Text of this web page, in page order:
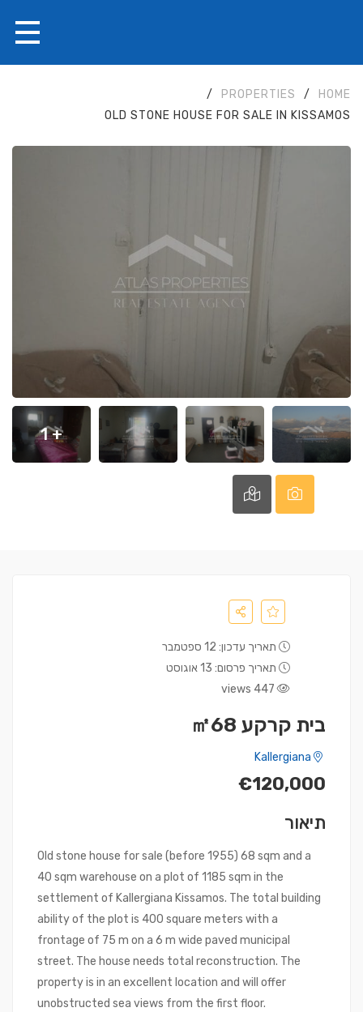
HOME
/
PROPERTIES
/
OLD STONE HOUSE FOR SALE IN KISSAMOS
+ 1
תאריך עדכון: 12 ספטמבר
תאריך פרסום: 13 אוגוסט
447 views
בית קרקע ㎡68
€120,000
תיאור
Old stone house for sale (before 1955) 68 sqm and a
40 sqm warehouse on a plot of 1185 sqm in the
settlement of Kallergiana Kissamos. The total building
ability of the plot is 400 square meters with a
frontage of 75 m on a 6 m wide paved municipal
street. The house needs total reconstruction. The
property is in an excellent location and will offer
unobstructed sea views from the first floor.